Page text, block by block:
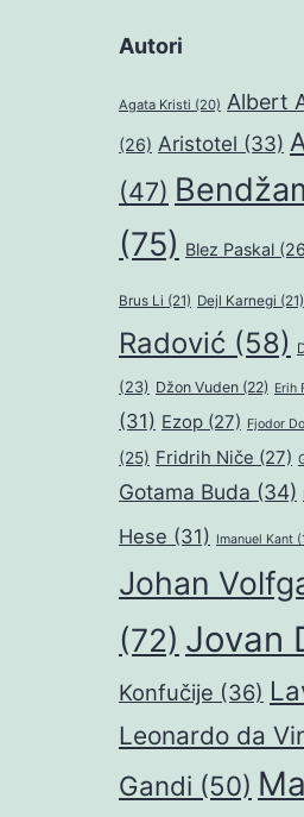
Autori
Agata Kristi (20) Albert
(26) Aristotel (33)
(47)
(75) Blez Paskal
Brus Li (21) Dejl Karnegi (21)
Radović (58)
(23) Džon Vuden (22) Erih
(31) Ezop (27) Fjodor
(25) Fridrih Niče (27)
Gotama Buda (34)
Hese (31) Imanuel Kant
Johan
(72) Jovan
Konfučije (36)
Leonardo da
Gandi (50)